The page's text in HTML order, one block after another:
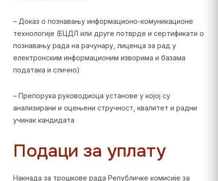
– Доказ о познавању информационо-комуникационе
технологије (ЕЦДЛ или друге потврде и сертификати о
познавању рада на рачунару, лиценца за рад у
електронским информационим изворима и базама
података и слично)
– Препорука руководиоца установе у којој су
анализирани и оцењени стручност, квалитет и радни
учинак кандидата
Подаци за уплату
Накнада за трошкове рада Републичке комисије за